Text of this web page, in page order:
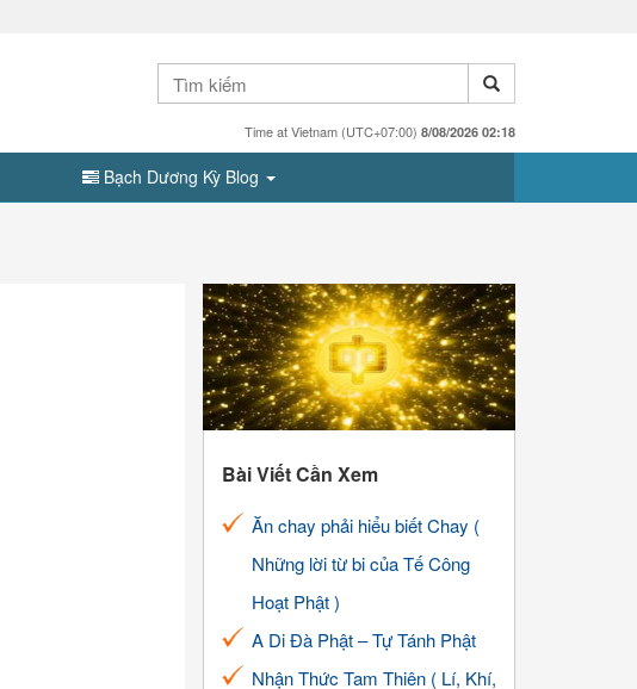
Time at Vietnam (UTC+07:00) 8/08/2026 02:18
Bạch Dương Kỳ Blog
Bài Viết Cần Xem
Ăn chay phải hiểu biết Chay (
Những lời từ bi của Tế Công
Hoạt Phật )
A Di Đà Phật – Tự Tánh Phật
Nhận Thức Tam Thiên ( Lí, Khí,